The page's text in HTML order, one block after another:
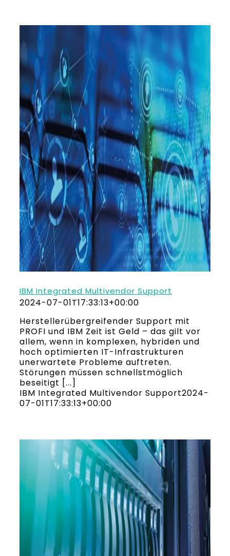
IBM Integrated Multivendor Support
2024-07-01T17:33:13+00:00
Herstellerübergreifender Support mit
PROFI und IBM Zeit ist Geld – das gilt vor
allem, wenn in komplexen, hybriden und
hoch optimierten IT-Infrastrukturen
unerwartete Probleme auftreten.
Störungen müssen schnellstmöglich
beseitigt [...]
IBM Integrated Multivendor Support2024-
07-01T17:33:13+00:00